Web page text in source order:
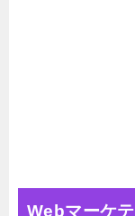
Webマーケ